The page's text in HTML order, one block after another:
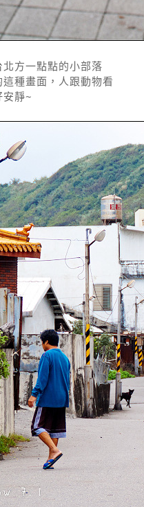
方一點點的小部落
種畫面，人跟動物看
靜~